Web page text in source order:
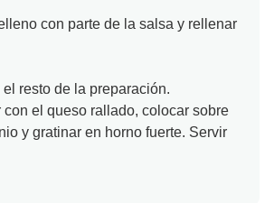
con parte de la salsa y rellenar
resto de la preparación.
con el queso rallado, colocar sobre
y gratinar en horno fuerte. Servir